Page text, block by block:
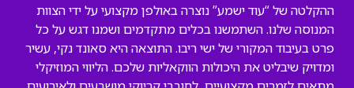
ההקלטה של “עוד ישמע” נוצרה באולפן מקצועי על ידי הצוות
המנוסה שלנו. השתמשנו בכלים מתקדמים ושמנו דגש על כל
פרט בעיבוד המקורי של ישי ריבו. התוצאה היא סאונד נקי, עשיר
ומדויק שיבליט את היכולות הווקאליות שלכם. הליווי המוזיקלי